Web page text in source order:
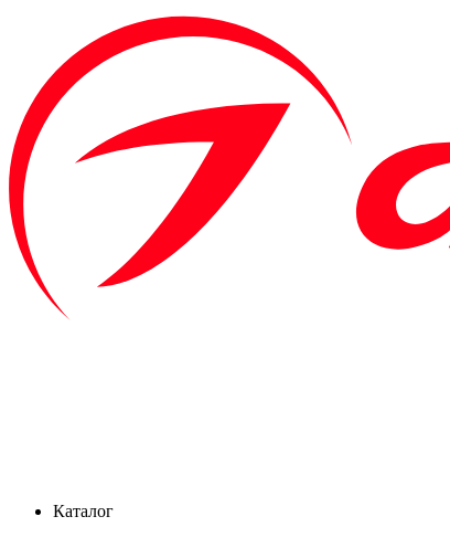
Каталог